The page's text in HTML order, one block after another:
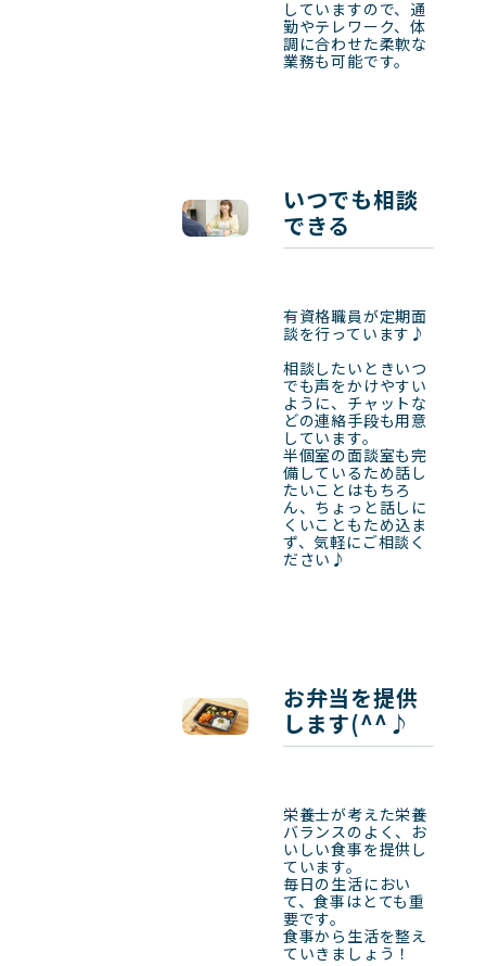
していますので、通
勤やテレワーク、体
調に合わせた柔軟な
業務も可能です。
いつでも相談
できる
有資格職員が定期面
談を行っています♪
相談したいときいつ
でも声をかけやすい
ように、チャットな
どの連絡手段も用意
しています。
半個室の面談室も完
備しているため話し
たいことはもちろ
ん、ちょっと話しに
くいこともため込ま
ず、気軽にご相談く
ださい♪
お弁当を提供
します(^^♪
栄養士が考えた栄養
バランスのよく、お
いしい食事を提供し
ています。
毎日の生活におい
て、食事はとても重
要です。
食事から生活を整え
ていきましょう！